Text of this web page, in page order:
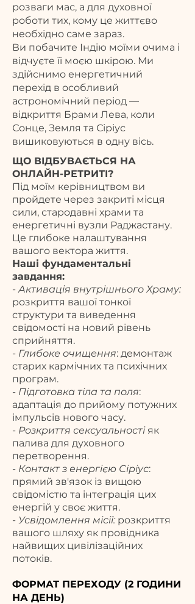
розваги мас, а для духовної
роботи тих, кому це життєво
необхідно саме зараз.
Ви побачите Індію моїми очима і
відчуєте її моєю шкірою. Ми
здійснимо енергетичний
перехід в особливий
астрономічний період —
відкриття Брами Лева, коли
Сонце, Земля та Сіріус
вишиковуються в одну вісь.
ЩО ВІДБУВАЄТЬСЯ НА
ОНЛАЙН-РЕТРИТІ?
Під моїм керівництвом ви
пройдете через закриті місця
сили, стародавні храми та
енергетичні вузли Раджастану.
Це глибоке налаштування
вашого вектора життя.
Наші фундаментальні
завдання:
-Активація внутрішнього Храму:
розкриття вашої тонкої
структури та виведення
свідомості на новий рівень
сприйняття.
- Глибоке очищення: демонтаж
старих кармічних та психічних
програм.
- Підготовка тіла та поля:
адаптація до прийому потужних
імпульсів нового часу.
- Розкриття сексуальностіяк
палива для духовного
перетворення.
- Контакт з енергією Сіріус:
прямий зв'язок із вищою
свідомістю та інтеграція цих
енергій у своє життя.
- Усвідомлення місії:розкриття
вашого шляху як провідника
найвищих цивілізаційних
потоків.
ФОРМАТ ПЕРЕХОДУ (2 ГОДИНИ
НА ДЕНЬ)